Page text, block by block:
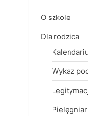
O szkole
Dla rodzica
Wykaz